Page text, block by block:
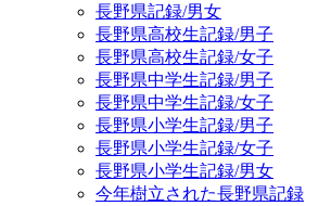
長野県記録/男女
長野県高校生記録/男子
長野県高校生記録/女子
長野県中学生記録/男子
長野県中学生記録/女子
長野県小学生記録/男子
長野県小学生記録/女子
長野県小学生記録/男女
今年樹立された長野県記録